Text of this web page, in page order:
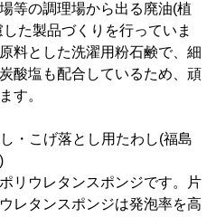
等の調理場から出る廃油(植
た製品づくりを行っていま
料とした洗濯用粉石鹸で、細
酸塩も配合しているため、頑
す。
・こげ落とし用たわし(福島
リウレタンスポンジです。片
レタンスポンジは発泡率を高